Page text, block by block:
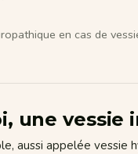
en cas de
une vessie
aussi appelée vessie